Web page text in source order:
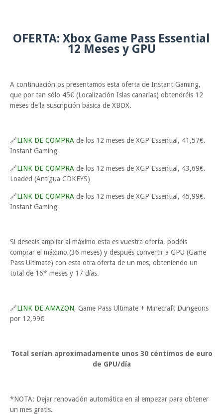
OFERTA: Xbox Game Pass Essential
12 Meses y GPU
A continuación os presentamos esta oferta de Instant Gaming,
que por tan sólo 45€ (Localización Islas canarias) obtendréis 12
meses de la suscripción básica de XBOX.
🔗LINK DE COMPRA de los 12 meses de XGP Essential, 41,57€.
Instant Gaming
🔗LINK DE COMPRA de los 12 meses de XGP Essential, 43,69€.
Loaded (Antigua CDKEYS)
🔗LINK DE COMPRA de los 12 meses de XGP Essential, 45,99€.
Instant Gaming
Si deseais ampliar al máximo esta es vuestra oferta, podéis
comprar el máximo (36 meses) y después convertir a GPU (Game
Pass Ultimate) con esta otra oferta de un mes, obteniendo un
total de 16* meses y 17 días.
🔗LINK DE AMAZON, Game Pass Ultimate + Minecraft Dungeons
por 12,99€
Total serían aproximadamente unos 30 céntimos de euro
de GPU/día
*NOTA: Dejar renovación automática en al empezar para obtener
un mes gratis.